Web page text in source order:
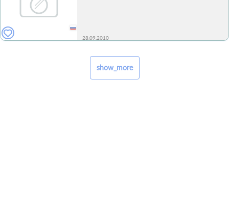
28.09.2010
show_more